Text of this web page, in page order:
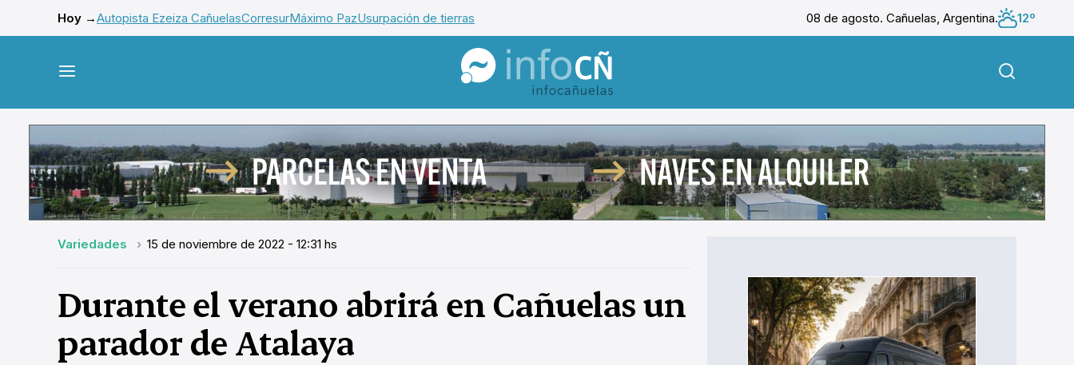
Hoy →Autopista Ezeiza CañuelasCorresurMáximo PazUsurpación de tierras 08 de agosto. Cañuelas, Argentina.
12º
InfoCañuelas
Variedades 15 de noviembre de 2022 - 12:31 hs
Durante el verano abrirá en Cañuelas un
parador de Atalaya